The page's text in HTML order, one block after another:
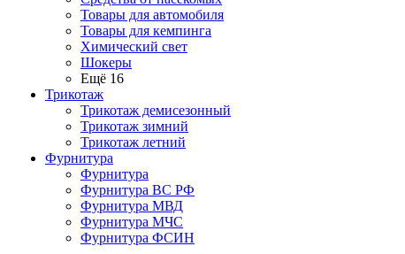
Товары для автомобиля
Товары для кемпинга
Химический свет
Шокеры
Ещё 16
Трикотаж
Трикотаж демисезонный
Трикотаж зимний
Трикотаж летний
Фурнитура
Фурнитура
Фурнитура ВС РФ
Фурнитура МВД
Фурнитура МЧС
Фурнитура ФСИН